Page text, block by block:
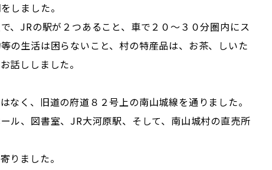
しました。
、JRの駅が２つあること、車で２０～３０分圏内にス
の生活は困らないこと、村の特産品は、お茶、しいた
話ししました。
く、旧道の府道８２号上の南山城線を通りました。
ル、図書室、JR大河原駅、そして、南山城村の直売所
りました。